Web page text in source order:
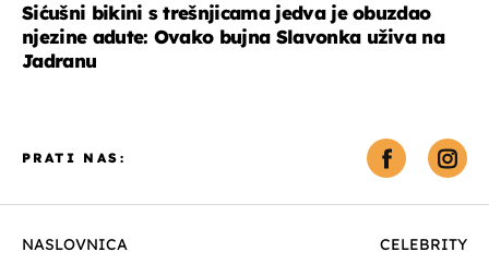
Sićušni bikini s trešnjicama jedva je obuzdao
njezine adute: Ovako bujna Slavonka uživa na
Jadranu
NASLOVNICA
CELEBRITY
PRATI NAS: